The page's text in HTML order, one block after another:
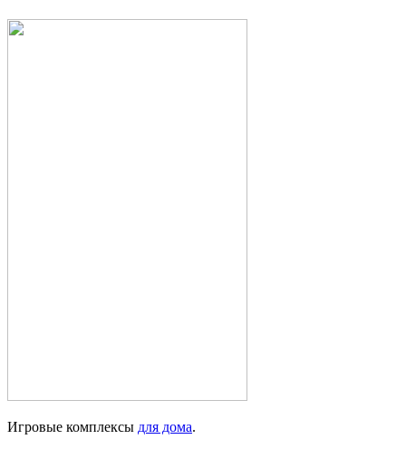
Игровые комплексы для дома.